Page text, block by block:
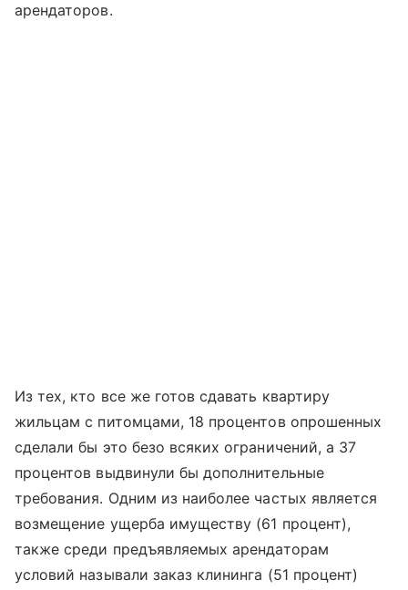
арендаторов.
Из тех, кто все же готов сдавать квартиру
жильцам с питомцами, 18 процентов опрошенных
сделали бы это безо всяких ограничений, а 37
процентов выдвинули бы дополнительные
требования. Одним из наиболее частых является
возмещение ущерба имуществу (61 процент),
также среди предъявляемых арендаторам
условий называли заказ клининга (51 процент)